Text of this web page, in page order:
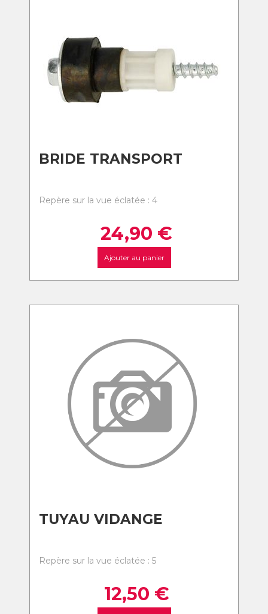
BRIDE TRANSPORT
Repère sur la vue éclatée : 4
24,90 €
Ajouter au panier
TUYAU VIDANGE
Repère sur la vue éclatée : 5
12,50 €